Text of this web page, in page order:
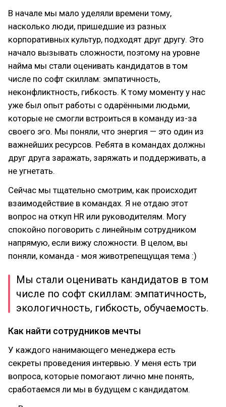
В начале мы мало уделяли времени тому,
насколько люди, пришедшие из разных
корпоративных культур, подходят друг другу. Это
начало вызывать сложности, поэтому на уровне
найма мы стали оценивать кандидатов в том
числе по софт скиллам: эмпатичность,
неконфликтность, гибкость. К тому моменту у нас
уже был опыт работы с одарёнными людьми,
которые не смогли встроиться в команду из-за
своего эго. Мы поняли, что энергия — это один из
важнейших ресурсов. Ребята в командах должны
друг друга заражать, заряжать и поддерживать, а
не угнетать.
Сейчас мы тщательно смотрим, как происходит
взаимодействие в командах. Я не отдаю этот
вопрос на откуп HR или руководителям. Могу
спокойно поговорить с линейным сотрудником
напрямую, если вижу сложности. В целом, вы
поняли, команда - моя животрепещущая тема :)
Мы стали оценивать кандидатов в том
числе по софт скиллам: эмпатичность,
экологичность, гибкость, обучаемость.
Как найти сотрудников мечты
У каждого нанимающего менеджера есть
секреты проведения интервью. У меня есть три
вопроса, которые помогают лично мне понять,
сработаемся ли мы в будущем с кандидатом.